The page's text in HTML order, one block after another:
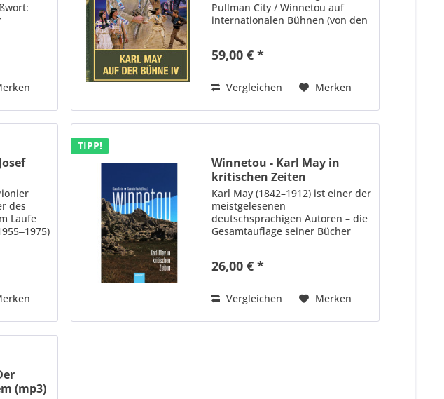
Pullman City / Winnetou auf
internationalen Bühnen (von den
Phänomen Karl May Autor:
Marheinecke...
59,00 € *
Vergleichen Merken
des
Laufe
TIPP!
Winnetou - Karl May in
kritischen Zeiten
Karl May (1842–1912) ist einer der
meistgelesenen
deutschsprachigen Autoren – die
Gesamtauflage seiner Bücher
Erzählungen und deren
Rezeptionsgeschichte sind ein
Zeugnis...
26,00 € *
Vergleichen Merken
(mp3)